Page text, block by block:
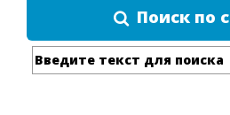
Поиск по